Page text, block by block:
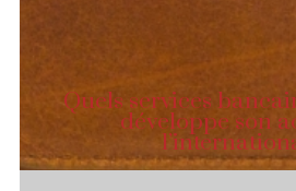
Quels services
développe son